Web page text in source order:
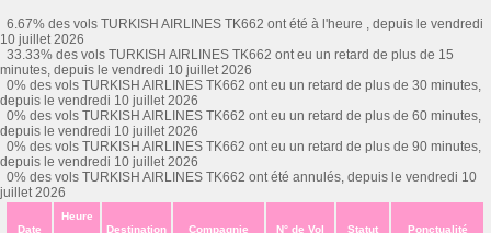
6.67% des vols TURKISH AIRLINES TK662 ont été à l'heure , depuis le vendredi
10 juillet 2026
33.33% des vols TURKISH AIRLINES TK662 ont eu un retard de plus de 15
minutes, depuis le vendredi 10 juillet 2026
0% des vols TURKISH AIRLINES TK662 ont eu un retard de plus de 30 minutes,
depuis le vendredi 10 juillet 2026
0% des vols TURKISH AIRLINES TK662 ont eu un retard de plus de 60 minutes,
depuis le vendredi 10 juillet 2026
0% des vols TURKISH AIRLINES TK662 ont eu un retard de plus de 90 minutes,
depuis le vendredi 10 juillet 2026
0% des vols TURKISH AIRLINES TK662 ont été annulés, depuis le vendredi 10
juillet 2026
Date
Heure
Destination Compagnie N° de Vol Statut Ponctualité